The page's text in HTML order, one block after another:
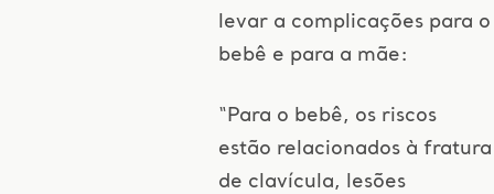
levar a complicações para o
bebê e para a mãe:
“Para o bebê, os riscos
estão relacionados à fratura
de clavícula, lesões